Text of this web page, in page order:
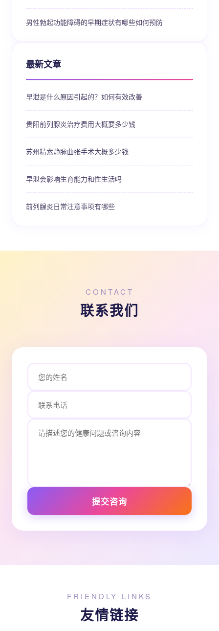
男性勃起功能障碍的早期症状有哪些如何预防
最新文章
早泄是什么原因引起的？如何有效改善
贵阳前列腺炎治疗费用大概要多少钱
苏州精索静脉曲张手术大概多少钱
早泄会影响生育能力和性生活吗
前列腺炎日常注意事项有哪些
CONTACT
联系我们
提交咨询
FRIENDLY LINKS
友情链接